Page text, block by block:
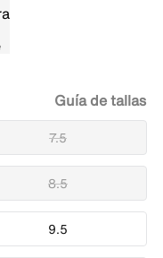
7.5
8.5
9.5
Guía de tallas